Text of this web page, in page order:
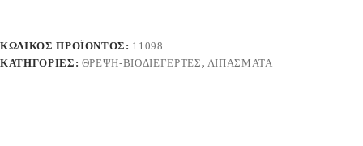
ΚΩΔΙΚΌΣ ΠΡΟΪΌΝΤΟΣ: 11098
ΚΑΤΗΓΟΡΊΕΣ: ΘΡΕΨΗ-ΒΙΟΔΙΕΓΕΡΤΕΣ, ΛΙΠΑΣΜΑΤΑ